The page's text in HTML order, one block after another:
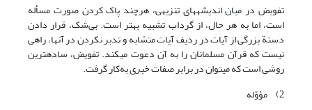
تفویض در میان اندیشه‏های تنزیهی، هرچند پاک کردن صورت مسأله
است، اما به هر حال، از گرداب تشبیه بهتر است. بی‌شک، قرار دادن
دستة بزرگی از آیات در ردیف آیات متشابه و تدبر نکردن در آنها، راهی
نیست که قرآن مسلمانان را به آن دعوت می‏کند. تفویض، ساده‏ترین
روشی است که می‏توان در برابر صفات خبری به‌کار گرفت.
2) مؤوّله